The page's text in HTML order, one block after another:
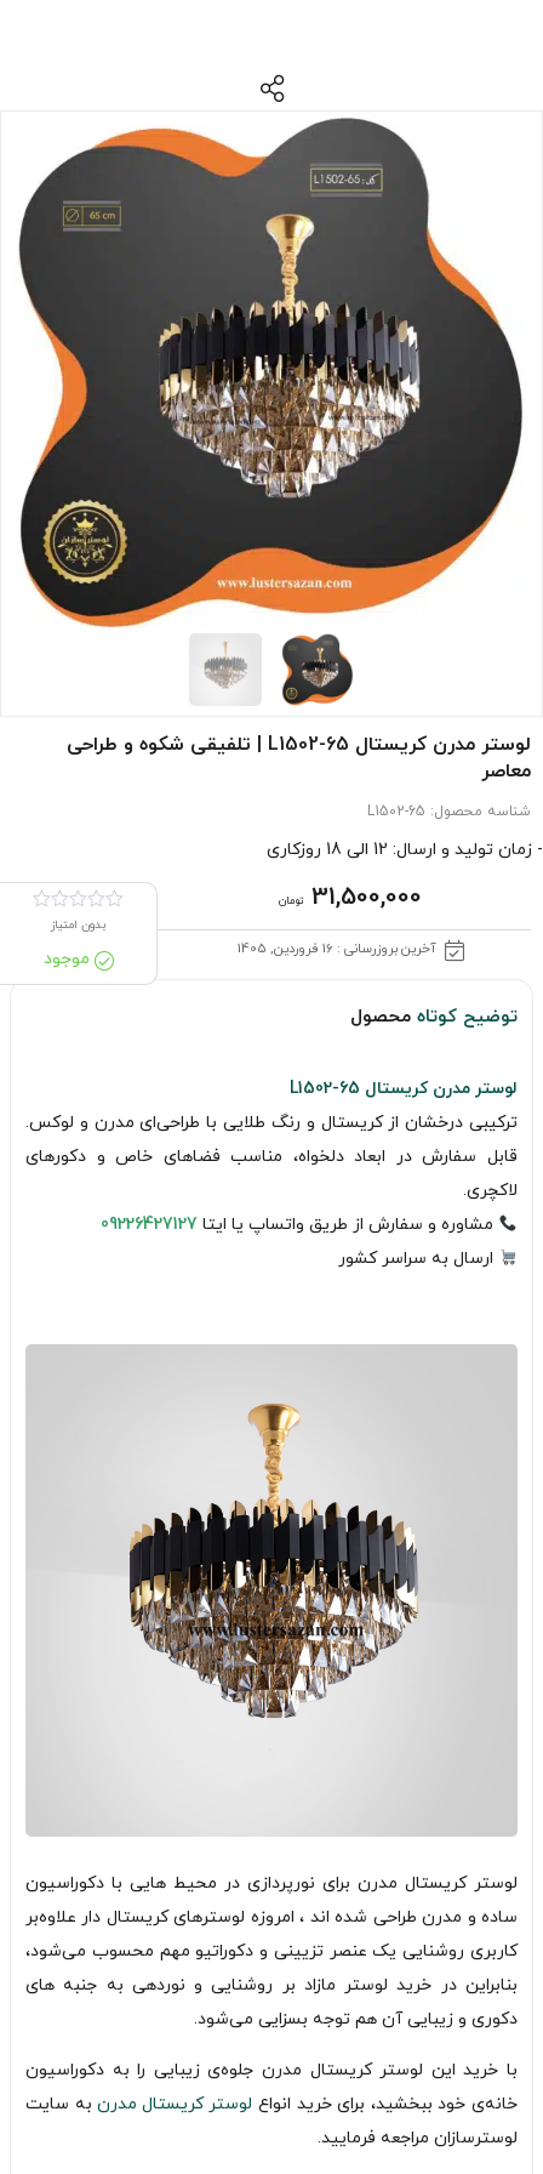
لوستر مدرن کریستال L1502-65 | تلفیقی شکوه و طراحی
معاصر
شناسه محصول: L1502-65
- زمان تولید و ارسال: 12 الی 18 روزکاری
31,500,000 تومان
آخرین بروزرسانی : 16 فروردین, 1405
بدون امتیاز
موجود
توضیح کوتاه محصول
لوستر مدرن کریستال L1502-65
ترکیبی درخشان از کریستال و رنگ طلایی با طراحی‌ای مدرن و لوکس.
قابل سفارش در ابعاد دلخواه، مناسب فضاهای خاص و دکورهای
لاکچری.
مشاوره و سفارش از طریق واتساپ یا ایتا 09226427127
ارسال به سراسر کشور
لوستر کریستال مدرن برای نورپردازی در محیط هایی با دکوراسیون
ساده و مدرن طراحی شده اند ، امروزه لوسترهای کریستال دار علاوه‌بر
کاربری روشنایی یک عنصر تزیینی و دکوراتیو مهم محسوب می‌شود،
بنابراین در خرید لوستر مازاد بر روشنایی و نوردهی به جنبه های
دکوری و زیبایی آن هم توجه بسزایی می‌شود.
با خرید این لوستر کریستال مدرن جلوه‌ی زیبایی را به دکوراسیون
خانه‌ی خود ببخشید، برای خرید انواع لوستر کریستال مدرنبه سایت
لوسترسازان مراجعه فرمایید.